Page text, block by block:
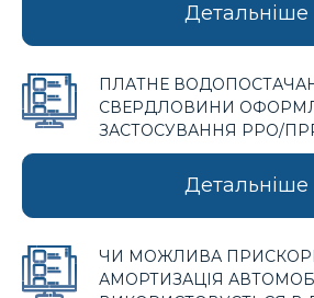
Детальніше
ПЛАТНЕ
СВЕРДЛОВИНИ
ЗАСТОСУВАННЯ РРО/
Детальніше
ЧИ МОЖЛИВА
АМОРТИЗАЦІЯ